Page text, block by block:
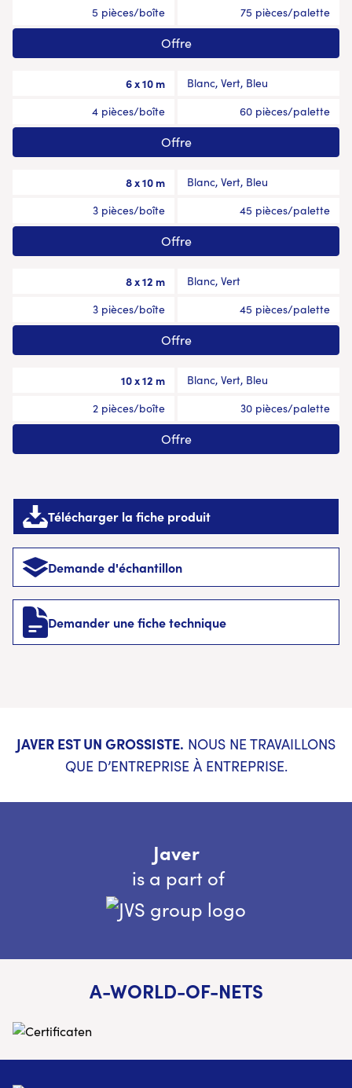
5 pièces/boîte 75 pièces/palette
Offre
6 x 10 m
Blanc, Vert, Bleu
4 pièces/boîte
60 pièces/palette
Offre
8 x 10 m
Blanc, Vert, Bleu
3 pièces/boîte
45 pièces/palette
Offre
8 x 12 m
Blanc, Vert
3 pièces/boîte
45 pièces/palette
Offre
10 x 12 m
Blanc, Vert, Bleu
2 pièces/boîte
30 pièces/palette
Offre
Télécharger la fiche produit
Demande d'échantillon
Demander une fiche technique
JAVER EST UN GROSSISTE. NOUS NE TRAVAILLONS
QUE D’ENTREPRISE À ENTREPRISE.
Javer
is a part of
A-WORLD-OF-NETS